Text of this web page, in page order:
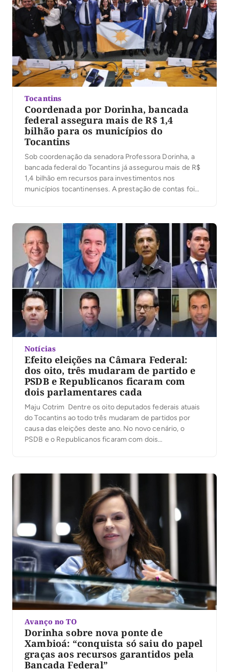
Tocantins
Coordenada por Dorinha, bancada
federal assegura mais de R$ 1,4
bilhão para os municípios do
Tocantins
Sob coordenação da senadora Professora Dorinha, a
bancada federal do Tocantins já assegurou mais de R$
1,4 bilhão em recursos para investimentos nos
municípios tocantinenses. A prestação de contas foi
Prefeitos a Brasília em Defesa dos Municípios. Os
recursos atendem áreas […]
Notícias
Efeito eleições na Câmara Federal:
dos oito, três mudaram de partido e
PSDB e Republicanos ficaram com
dois parlamentares cada
Maju Cotrim Dentre os oito deputados federais atuais
do Tocantins ao todo três mudaram de partidos por
causa das eleições deste ano. No novo cenário, o
PSDB e o Republicanos ficaram com dois
Gaguim: permaneceu no […]
Avanço no TO
Dorinha sobre nova ponte de
Xambioá: “conquista só saiu do papel
graças aos recursos garantidos pela
Bancada Federal”